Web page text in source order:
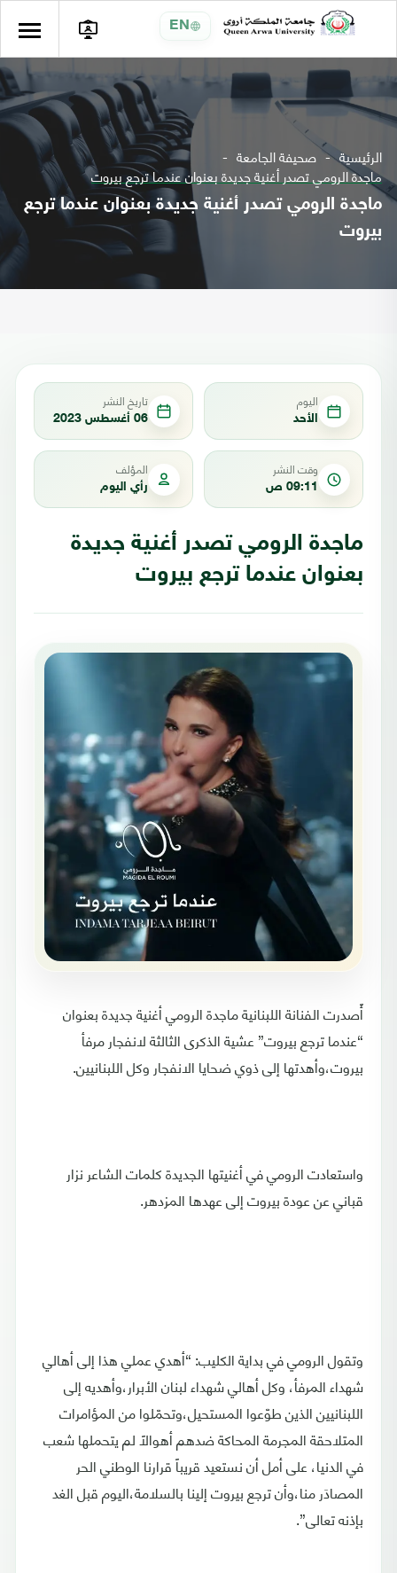
EN
الرئيسية صحيفة الجامعة
ماجدة الرومي تصدر أغنية جديدة بعنوان عندما ترجع بيروت
ماجدة الرومي تصدر أغنية جديدة بعنوان عندما ترجع
بيروت
اليوم
الأحد
تاريخ النشر
06 أغسطس 2023
وقت النشر
09:11 ص
المؤلف
رأي اليوم
ماجدة الرومي تصدر أغنية جديدة
بعنوان عندما ترجع بيروت
أًصدرت الفنانة اللبنانية ماجدة الرومي أغنية جديدة بعنوان
“عندما ترجع بيروت” عشية الذكرى الثالثة لانفجار مرفأ
بيروت،وأهدتها إلى ذوي ضحايا الانفجار وكل اللبنانيين.
واستعادت الرومي في أغنيتها الجديدة كلمات الشاعر نزار
قباني عن عودة بيروت إلى عهدها المزدهر.
وتقول الرومي في بداية الكليب: “أهدي عملي هذا إلى أهالي
شهداء المرفأ، وكل أهالي شهداء لبنان الأبرار،وأهديه إلى
اللبنانيين الذين طوّعوا المستحيل،وتحمّلوا من المؤامرات
المتلاحقة المجرمة المحاكة ضدهم أهوالاً لم يتحملها شعب
في الدنيا، على أمل أن نستعيد قريباً قرارنا الوطني الحر
المصادَر منا،وأن ترجع بيروت إلينا بالسلامة،اليوم قبل الغد
بإذنه تعالى”.